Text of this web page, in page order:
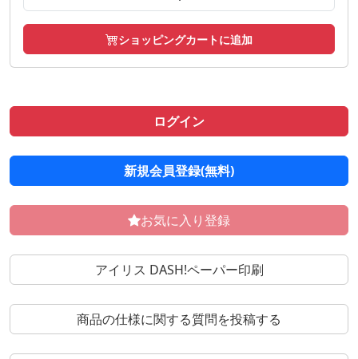
ショッピングカートに追加
ログイン
新規会員登録(無料)
お気に入り登録
アイリス DASH!ペーパー印刷
商品の仕様に関する質問を投稿する